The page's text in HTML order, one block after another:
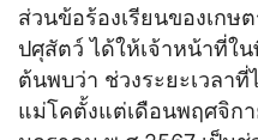
ส่วนข้อร้องเรียนของเกษ
ปศุสัตว์ ได้ให้เจ้าหน้าที่ใ
ต้นพบว่า ช่วงระยะเวลา
แม่โคตั้งแต่เดือนพฤศจิก